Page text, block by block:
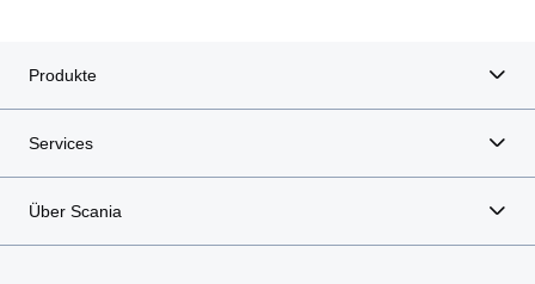
Produkte
Services
Über Scania